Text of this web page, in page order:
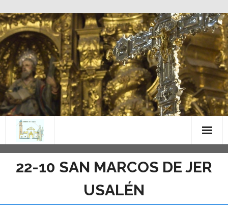
Saltar
al
contenido
22-10 SAN MARCOS DE JER
USALÉN